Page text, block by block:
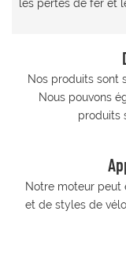
les pertes de fer et
Nos produits sont
Nous pouvons
produits
Notre moteur peut
et de styles de